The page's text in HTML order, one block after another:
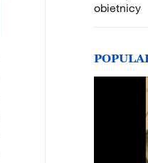
obietnicy